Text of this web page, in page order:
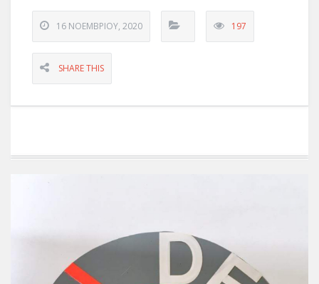
16 ΝΟΕΜΒΡΊΟΥ, 2020 197
SHARE THIS